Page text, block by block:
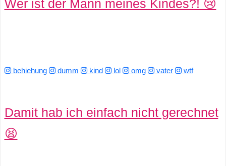
Wer ist der Mann meines Kindes?! 😢
behiehung dumm kind lol omg vater wtf
Damit hab ich einfach nicht gerechnet
😫